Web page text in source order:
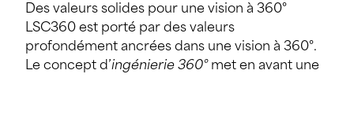
Des valeurs solides pour une vision à 360°
LSC360 est porté par des valeurs
profondément ancrées dans une vision à 360°.
Le concept d’ingénierie 360° met en avant une